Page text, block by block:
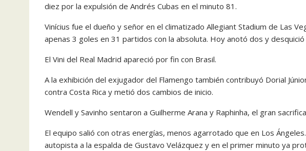
diez por la expulsión de Andrés Cubas en el minuto 81.
Vinícius fue el dueño y señor en el climatizado Allegiant Stadium de Las
apenas 3 goles en 31 partidos con la absoluta. Hoy anotó dos y desquició
El Vini del Real Madrid apareció por fin con Brasil.
A la exhibición del exjugador del Flamengo también contribuyó Dorial
contra Costa Rica y metió dos cambios de inicio.
Wendell y Savinho sentaron a Guilherme Arana y Raphinha, el gran
El equipo salió con otras energías, menos agarrotado que en Los
autopista a la espalda de Gustavo Velázquez y en el primer minuto ya